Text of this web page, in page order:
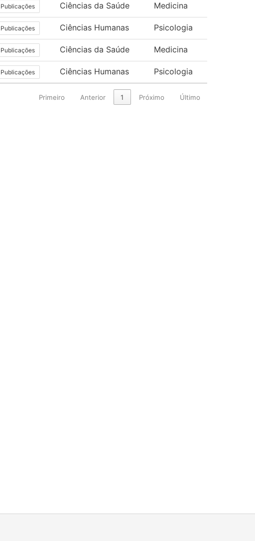
Publicações Ciências da Saúde Medicina
Publicações Ciências Humanas Psicologia
Publicações Ciências da Saúde Medicina
Publicações Ciências Humanas Psicologia
Primeiro Anterior 1 Próximo Último